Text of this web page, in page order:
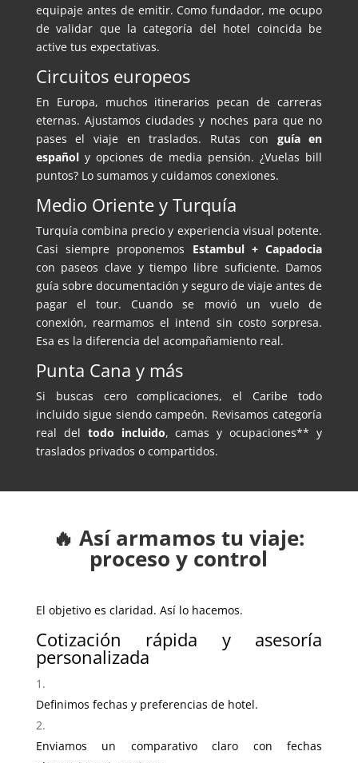
equipaje antes de emitir. Como fundador, me ocupo
de validar que la categoría del hotel coincida be
active tus expectativas.
Circuitos europeos
En Europa, muchos itinerarios pecan de carreras
eternas. Ajustamos ciudades y noches para que no
pases el viaje en traslados. Rutas con guía en
españoly opciones de media pensión. ¿Vuelas bill
puntos? Lo sumamos y cuidamos conexiones.
Medio Oriente y Turquía
Turquía combina precio y experiencia visual potente.
Casi siempre proponemos Estambul + Capadocia
con paseos clave y tiempo libre suficiente. Damos
guía sobre documentación y seguro de viaje antes de
pagar el tour. Cuando se movió un vuelo de
conexión, rearmamos el intend sin costo sorpresa.
Esa es la diferencia del acompañamiento real.
Punta Cana y más
Si buscas cero complicaciones, el Caribe todo
incluido sigue siendo campeón. Revisamos categoría
real del todo incluido, camas y ocupaciones** y
traslados privados o compartidos.
🔥 Así armamos tu viaje:
proceso y control
El objetivo es claridad. Así lo hacemos.
Cotización rápida y asesoría
personalizada
Definimos fechas y preferencias de hotel.
Enviamos un comparativo claro con fechas